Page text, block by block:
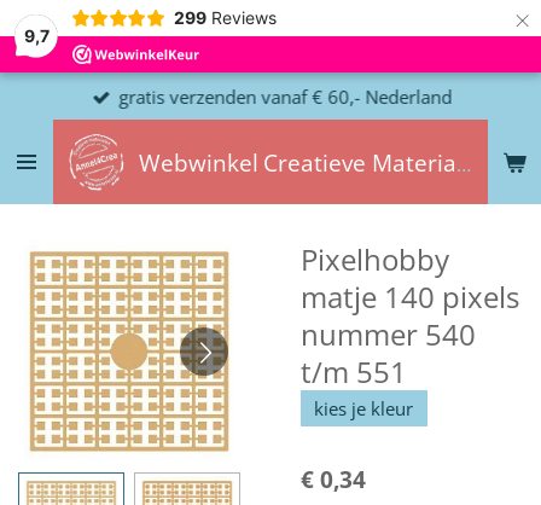
9,7
299 Reviews ×
Webwinkel Creatieve Materialen
gratis verzenden vanaf € 60,- Nederland
Pixelhobby
matje 140 pixels
nummer 540
t/m 551
kies je kleur
€ 0,34